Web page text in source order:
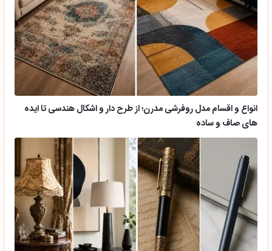
انواع و اقسام مدل روفرشی مدرن؛ از طرح دار و اشکال هندسی تا ایده
های صاف و ساده